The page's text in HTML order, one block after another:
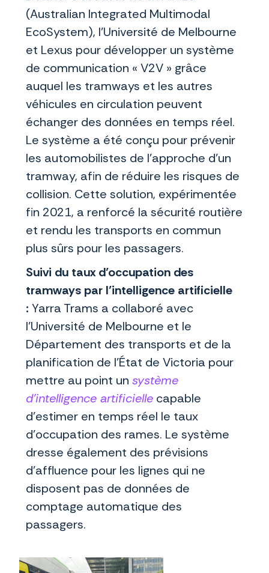
(Australian Integrated Multimodal
EcoSystem), l’Université de Melbourne
et Lexus pour développer un système
de communication « V2V » grâce
auquel les tramways et les autres
véhicules en circulation peuvent
échanger des données en temps réel.
Le système a été conçu pour prévenir
les automobilistes de l’approche d’un
tramway, afin de réduire les risques de
collision. Cette solution, expérimentée
fin 2021, a renforcé la sécurité routière
et rendu les transports en commun
plus sûrs pour les passagers.
Suivi du taux d’occupation des
tramways par l’intelligence artificielle
: Yarra Trams a collaboré avec
l’Université de Melbourne et le
Département des transports et de la
planification de l’État de Victoria pour
mettre au point un système
d’intelligence artificiellecapable
d’estimer en temps réel le taux
d’occupation des rames. Le système
dresse également des prévisions
d’affluence pour les lignes qui ne
disposent pas de données de
comptage automatique des
passagers.